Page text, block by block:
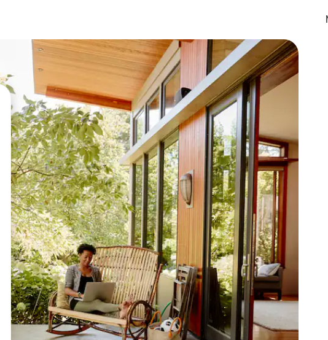
haut et vers le bas pour les parcourir ou en appuyant et en faisant glisser.